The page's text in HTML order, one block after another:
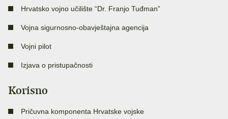
Hrvatsko vojno učilište “Dr. Franjo Tuđman”
Vojna sigurnosno-obavještajna agencija
Vojni pilot
Izjava o pristupačnosti
Korisno
Pričuvna komponenta Hrvatske vojske